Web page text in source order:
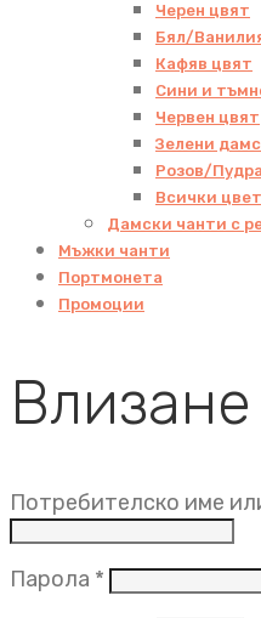
Черен цвят
Бял/
Кафяв цвят
Сини и
Червен цвят
Зелени
Розов/
Всички
Дамски чанти с
Мъжки чанти
Портмонета
Промоции
Влизане
Потребителско име
Парола *